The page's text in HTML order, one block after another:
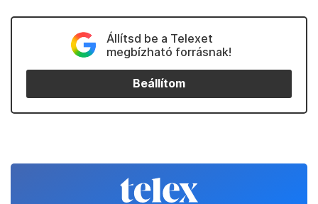
Állítsd be a Telexet
megbízható forrásnak!
Beállítom